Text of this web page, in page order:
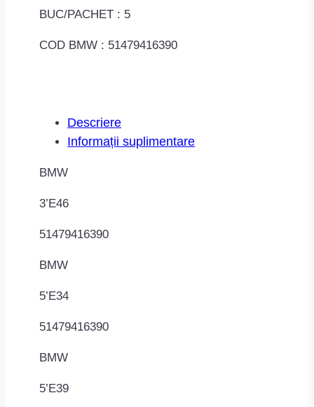
BUC/PACHET : 5
COD BMW : 51479416390
Descriere
Informații suplimentare
BMW
3’E46
51479416390
BMW
5’E34
51479416390
BMW
5’E39